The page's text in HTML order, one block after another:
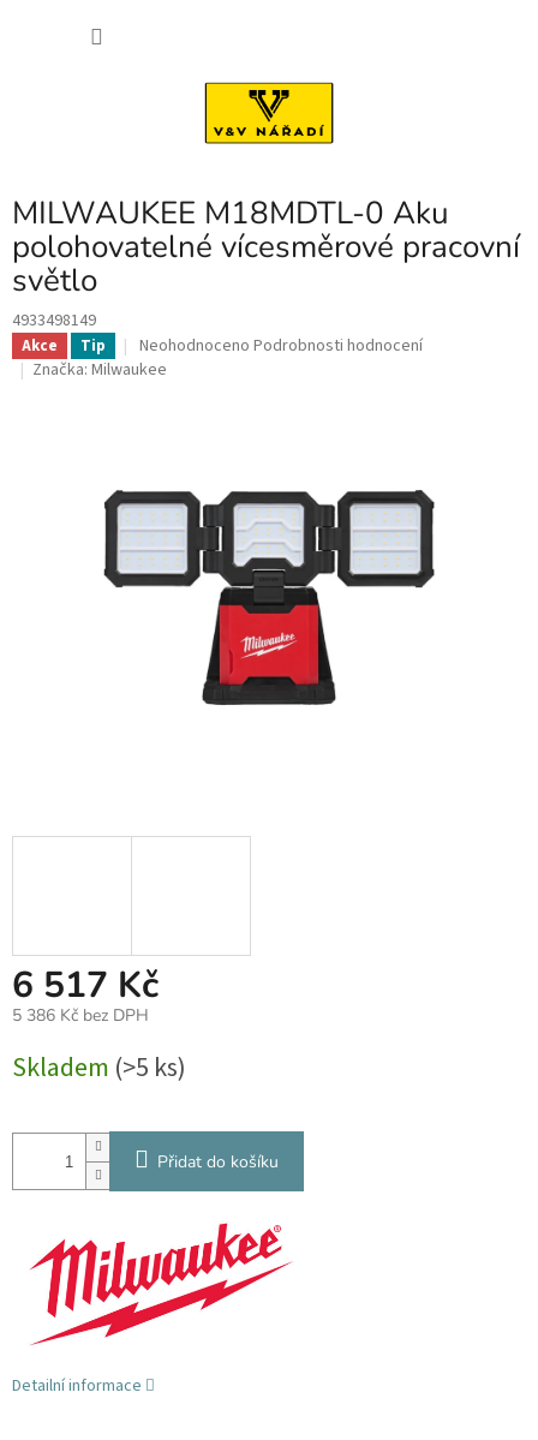
MILWAUKEE M18MDTL-0 Aku
polohovatelné vícesměrové pracovní
světlo
4933498149
Akce Tip
Průměrné
hodnocení
hvězdiček.
Neohodnoceno Podrobnosti hodnocení
Značka: Milwaukee
6 517 Kč
5 386 Kč bez DPH
cena:
Skladem (>5 ks)
Přidat do košíku
Detailní informace